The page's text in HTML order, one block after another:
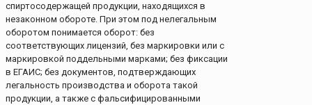
спиртосодержащей продукции, находящихся в
незаконном обороте. При этом под нелегальным
оборотом понимается оборот: без
соответствующих лицензий, без маркировки или с
маркировкой поддельными марками; без фиксации
в ЕГАИС; без документов, подтверждающих
легальность производства и оборота такой
продукции, а также с фальсифицированными